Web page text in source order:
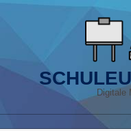
Digitale